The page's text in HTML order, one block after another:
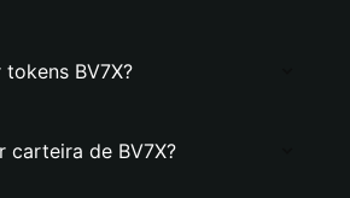
BV7X?
carteira de BV7X?